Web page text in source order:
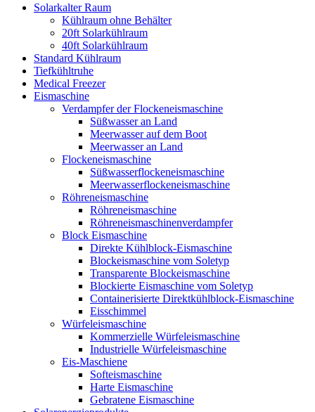
Solarkalter Raum
Kühlraum ohne Behälter
20ft Solarkühlraum
40ft Solarkühlraum
Standard Kühlraum
Tiefkühltruhe
Medical Freezer
Eismaschine
Verdampfer der Flockeneismaschine
Süßwasser an Land
Meerwasser auf dem Boot
Meerwasser an Land
Flockeneismaschine
Süßwasserflockeneismaschine
Meerwasserflockeneismaschine
Röhreneismaschine
Röhreneismaschine
Röhreneismaschinenverdampfer
Block Eismaschine
Direkte Kühlblock-Eismaschine
Blockeismaschine vom Soletyp
Transparente Blockeismaschine
Blockierte Eismaschine vom Soletyp
Containerisierte Direktkühlblock-Eismaschine
Eisschimmel
Würfeleismaschine
Kommerzielle Würfeleismaschine
Industrielle Würfeleismaschine
Eis-Maschiene
Softeismaschine
Harte Eismaschine
Gebratene Eismaschine